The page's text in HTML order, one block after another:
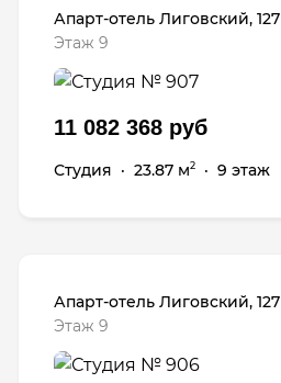
Апарт-отель Лиговский, 127
Этаж 9
11 082 368 руб
Студия · 23.87 м2 · 9 этаж
Апарт-отель Лиговский, 127
Этаж 9